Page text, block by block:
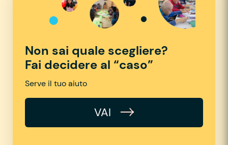
Non sai quale scegliere?
Fai decidere al “caso”
Serve il tuo aiuto
VAI